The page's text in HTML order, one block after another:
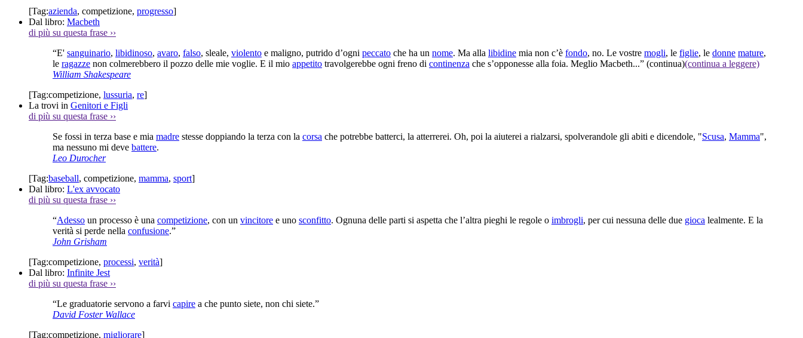
[Tag:azienda, competizione, progresso]
Dal libro: Macbeth
di più su questa frase ››
“E' sanguinario, libidinoso, avaro, falso, sleale, violento e maligno, putrido d’ogni peccato che ha un nome. Ma alla libidine mia non c’è fondo, no. Le vostre mogli, le figlie, le donne mature,
le ragazze non colmerebbero il pozzo delle mie voglie. E il mio appetito travolgerebbe ogni freno di continenza che s’opponesse alla foia. Meglio Macbeth...” (continua)(continua a leggere)
William Shakespeare
[Tag:competizione, lussuria, re]
La trovi in Genitori e Figli
di più su questa frase ››
Se fossi in terza base e mia madre stesse doppiando la terza con la corsa che potrebbe batterci, la atterrerei. Oh, poi la aiuterei a rialzarsi, spolverandole gli abiti e dicendole, "Scusa, Mamma",
ma nessuno mi deve battere.
Leo Durocher
[Tag:baseball, competizione, mamma, sport]
Dal libro: L'ex avvocato
di più su questa frase ››
“Adesso un processo è una competizione, con un vincitore e uno sconfitto. Ognuna delle parti si aspetta che l’altra pieghi le regole o imbrogli, per cui nessuna delle due gioca lealmente. E la
verità si perde nella confusione.”
John Grisham
[Tag:competizione, processi, verità]
Dal libro: Infinite Jest
di più su questa frase ››
“Le graduatorie servono a farvi capire a che punto siete, non chi siete.”
David Foster Wallace
[Tag:competizione, migliorare]